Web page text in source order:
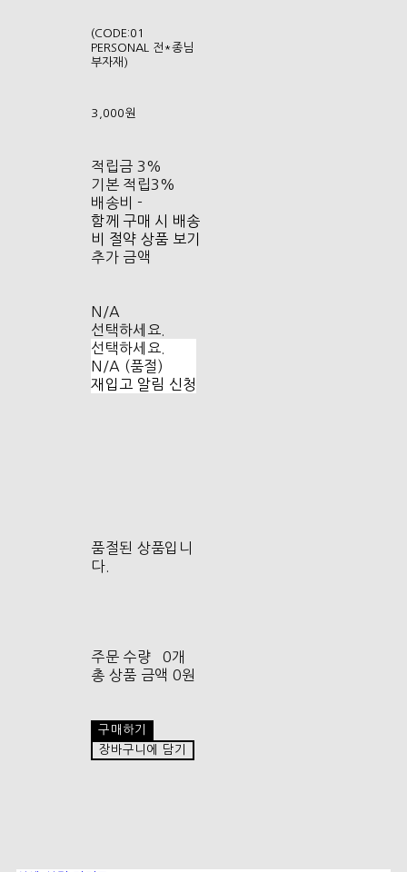
(CODE:01
PERSONAL 전*종님
부자재)
3,000원
적립금 3%
기본 적립3%
배송비 -
함께 구매 시 배송
비 절약 상품 보기
추가 금액
N/A
선택하세요.
선택하세요.
N/A (품절)
재입고 알림 신청
품절된 상품입니
다.
주문 수량
0개
총 상품 금액 0원
구매하기
장바구니에 담기